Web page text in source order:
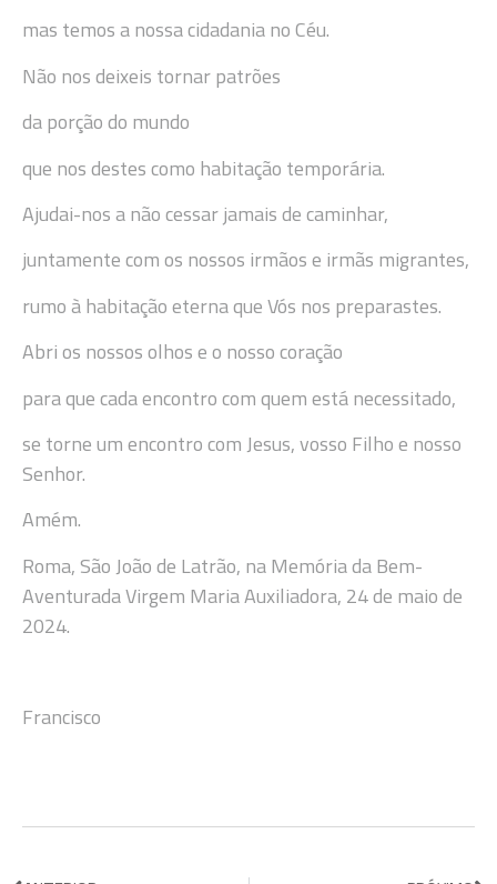
mas temos a nossa cidadania no Céu.
Não nos deixeis tornar patrões
da porção do mundo
que nos destes como habitação temporária.
Ajudai-nos a não cessar jamais de caminhar,
juntamente com os nossos irmãos e irmãs migrantes,
rumo à habitação eterna que Vós nos preparastes.
Abri os nossos olhos e o nosso coração
para que cada encontro com quem está necessitado,
se torne um encontro com Jesus, vosso Filho e nosso
Senhor.
Amém.
Roma, São João de Latrão, na Memória da Bem-
Aventurada Virgem Maria Auxiliadora, 24 de maio de
2024.
Francisco